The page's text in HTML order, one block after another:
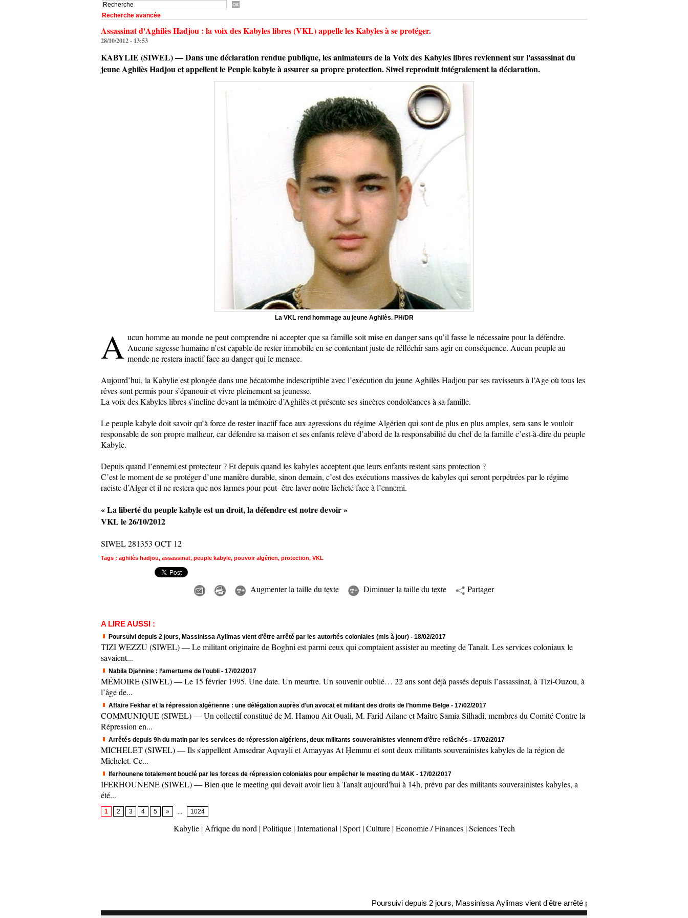
Recherche avancée
Assassinat d'Aghilès Hadjou : la voix des Kabyles libres (VKL) appelle les Kabyles à se protéger.
28/10/2012 - 13:53
KABYLIE (SIWEL) — Dans une déclaration rendue publique, les animateurs de la Voix des Kabyles libres reviennent sur l'assassinat du
jeune Aghilès Hadjou et appellent le Peuple kabyle à assurer sa propre protection. Siwel reproduit intégralement la déclaration.
La VKL rend hommage au jeune Aghilès. PH/DR
A ucun homme au monde ne peut comprendre ni accepter que sa famille soit mise en danger sans qu’il fasse le nécessaire pour la défendre.
Aucune sagesse humaine n’est capable de rester immobile en se contentant juste de réfléchir sans agir en conséquence. Aucun peuple au
monde ne restera inactif face au danger qui le menace.
Aujourd’hui, la Kabylie est plongée dans une hécatombe indescriptible avec l’exécution du jeune Aghilès Hadjou par ses ravisseurs à l’Age où tous les
rêves sont permis pour s’épanouir et vivre pleinement sa jeunesse.
La voix des Kabyles libres s’incline devant la mémoire d’Aghilès et présente ses sincères condoléances à sa famille.
Le peuple kabyle doit savoir qu’à force de rester inactif face aux agressions du régime Algérien qui sont de plus en plus amples, sera sans le vouloir
responsable de son propre malheur, car défendre sa maison et ses enfants relève d’abord de la responsabilité du chef de la famille c’est-à-dire du peuple
Kabyle.
Depuis quand l’ennemi est protecteur ? Et depuis quand les kabyles acceptent que leurs enfants restent sans protection ?
C’est le moment de se protéger d’une manière durable, sinon demain, c’est des exécutions massives de kabyles qui seront perpétrées par le régime
raciste d’Alger et il ne restera que nos larmes pour peut- être laver notre lâcheté face à l’ennemi.
« La liberté du peuple kabyle est un droit, la défendre est notre devoir »
VKL le 26/10/2012
SIWEL 281353 OCT 12
Tags : aghilès hadjou, assassinat, peuple kabyle, pouvoir algérien, protection, VKL
Augmenter la taille du texte Diminuer la taille du texte Partager
A LIRE AUSSI :
Poursuivi depuis 2 jours, Massinissa Aylimas vient d'être arrêté par les autorités coloniales (mis à jour) - 18/02/2017
TIZI WEZZU (SIWEL) — Le militant originaire de Boghni est parmi ceux qui comptaient assister au meeting de Tanalt. Les services coloniaux le
savaient...
Nabila Djahnine : l’amertume de l’oubli - 17/02/2017
MÉMOIRE (SIWEL) — Le 15 février 1995. Une date. Un meurtre. Un souvenir oublié… 22 ans sont déjà passés depuis l’assassinat, à Tizi-Ouzou, à
l’âge de...
Affaire Fekhar et la répression algérienne : une délégation auprès d'un avocat et militant des droits de l'homme Belge - 17/02/2017
COMMUNIQUE (SIWEL) — Un collectif constitué de M. Hamou Ait Ouali, M. Farid Ailane et Maître Samia Silhadi, membres du Comité Contre la
Répression en...
Arrêtés depuis 9h du matin par les services de répression algériens, deux militants souverainistes viennent d'être relâchés - 17/02/2017
MICHELET (SIWEL) — Ils s'appellent Amsedrar Aqvayli et Amayyas At Ḥemmu et sont deux militants souverainistes kabyles de la région de
Michelet. Ce...
Iferhounene totalement bouclé par les forces de répression coloniales pour empêcher le meeting du MAK - 17/02/2017
IFERHOUNENE (SIWEL) — Bien que le meeting qui devait avoir lieu à Tanalt aujourd'hui à 14h, prévu par des militants souverainistes kabyles, a
été...
1 2 3 4 5 » 1024
Kabylie | Afrique du nord |Politique |International |Sport |Culture |Economie / Finances |Sciences Tech
Poursuivi depuis 2 jours, Massinissa Aylimas vient d'être arrêté par les autorités coloniales (mis à